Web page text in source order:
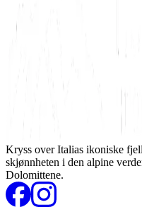
Kryss over Italias ikoniske
skjønnheten i den alpine
Dolomittene.